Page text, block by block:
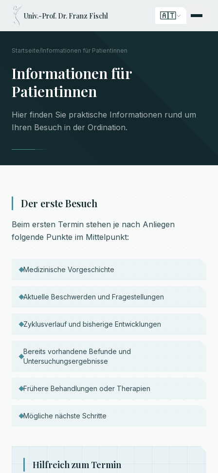
Univ.-Prof. Dr. Franz Fischl 🇦🇹
Startseite/Informationen für Patientinnen
Informationen für
Patientinnen
Hier finden Sie praktische Informationen rund um
Ihren Besuch in der Ordination.
Der erste Besuch
Beim ersten Termin stehen je nach Anliegen
folgende Punkte im Mittelpunkt:
Medizinische Vorgeschichte
Aktuelle Beschwerden und Fragestellungen
Zyklusverlauf und bisherige Entwicklungen
Bereits vorhandene Befunde und
Untersuchungsergebnisse
Frühere Behandlungen oder Therapien
Mögliche nächste Schritte
Hilfreich zum Termin